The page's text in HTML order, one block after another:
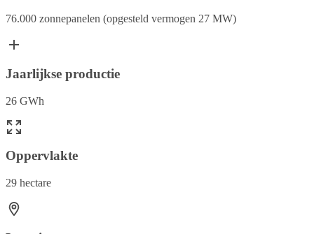
76.000 zonnepanelen (opgesteld vermogen 27 MW)
Jaarlijkse productie
26 GWh
Oppervlakte
29 hectare